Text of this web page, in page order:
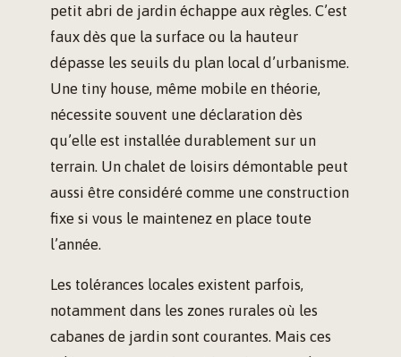
petit abri de jardin échappe aux règles. C’est
faux dès que la surface ou la hauteur
dépasse les seuils du plan local d’urbanisme.
Une tiny house, même mobile en théorie,
nécessite souvent une déclaration dès
qu’elle est installée durablement sur un
terrain. Un chalet de loisirs démontable peut
aussi être considéré comme une construction
fixe si vous le maintenez en place toute
l’année.
Les tolérances locales existent parfois,
notamment dans les zones rurales où les
cabanes de jardin sont courantes. Mais ces